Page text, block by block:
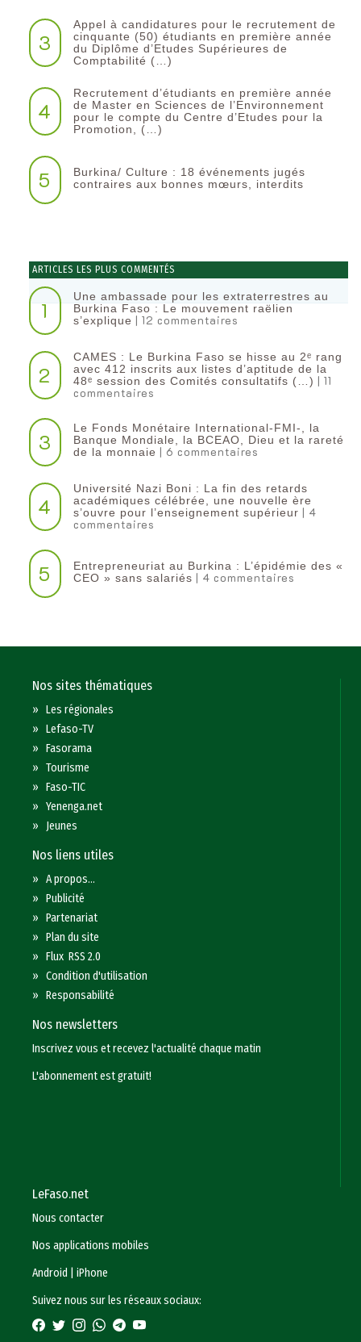
3
Appel à candidatures pour le recrutement de
cinquante (50) étudiants en première année
du Diplôme d’Etudes Supérieures de
Comptabilité (…)
4
Recrutement d’étudiants en première année
de Master en Sciences de l’Environnement
pour le compte du Centre d’Etudes pour la
Promotion, (…)
5
Burkina/ Culture : 18 événements jugés
contraires aux bonnes mœurs, interdits
ARTICLES LES PLUS COMMENTÉS
1
Une ambassade pour les extraterrestres au
Burkina Faso : Le mouvement raëlien
s’explique | 12 commentaires
2
CAMES : Le Burkina Faso se hisse au 2ᵉ rang
avec 412 inscrits aux listes d’aptitude de la
48ᵉ session des Comités consultatifs (…) | 11
commentaires
3
Le Fonds Monétaire International-FMI-, la
Banque Mondiale, la BCEAO, Dieu et la rareté
de la monnaie | 6 commentaires
4
Université Nazi Boni : La fin des retards
académiques célébrée, une nouvelle ère
s’ouvre pour l’enseignement supérieur | 4
commentaires
5
Entrepreneuriat au Burkina : L’épidémie des «
CEO » sans salariés | 4 commentaires
Nos sites thématiques
»Les régionales
»Lefaso-TV
»Fasorama
»Tourisme
»Faso-TIC
»Yenenga.net
» Jeunes
Nos liens utiles
»A propos...
»Publicité
»Partenariat
»Plan du site
»Flux RSS 2.0
»Condition d'utilisation
»Responsabilité
Nos newsletters
Inscrivez vous et recevez l'actualité chaque matin
L'abonnement est gratuit!
LeFaso.net
Nous contacter
Nos applications mobiles
Android
|iPhone
Suivez nous sur les réseaux sociaux: